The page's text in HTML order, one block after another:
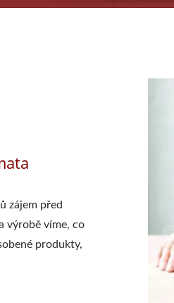
zájem před
výrobě víme, co
produkty,